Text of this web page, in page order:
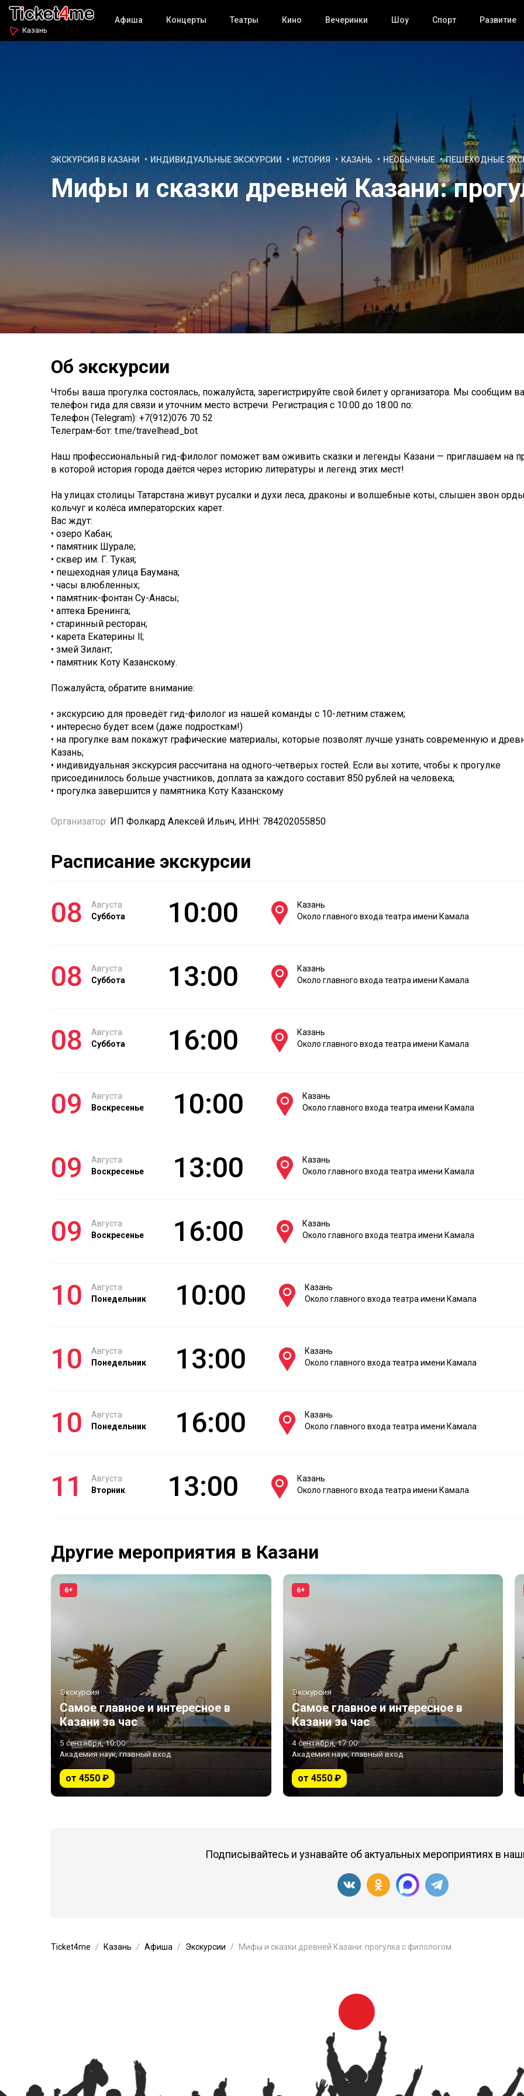
Казань
Афиша Концерты Театры Кино Вечеринки Шоу Спорт Развитие
ЭКСКУРСИЯ В КАЗАНИ ИНДИВИДУАЛЬНЫЕ ЭКСКУРСИИ ИСТОРИЯ КАЗАНЬ НЕОБЫЧНЫЕ ПЕШЕХОДНЫЕ
Мифы и сказки древней Казани:
Об экскурсии
Чтобы ваша прогулка состоялась, пожалуйста, зарегистрируйте свой билет у организатора. Мы сообщим
телефон гида для связи и уточним место встречи. Регистрация c 10:00 до 18:00 по:
Телефон (Telegram): +7(912)076 70 52
Телеграм-бот: t.me/travelhead_bot
Наш профессиональный гид-филолог поможет вам оживить сказки и легенды Казани — приглашаем на
в которой история города даётся через историю литературы и легенд этих мест!
На улицах столицы Татарстана живут русалки и духи леса, драконы и волшебные коты, слышен звон
кольчуг и колёса императорских карет.
Вас ждут:
• озеро Кабан;
• памятник Шурале;
• сквер им. Г. Тукая;
• пешеходная улица Баумана;
• часы влюбленных;
• памятник-фонтан Су-Анасы;
• аптека Бренинга;
• старинный ресторан;
• карета Екатерины ll;
• змей Зилант;
• памятник Коту Казанскому.
Пожалуйста, обратите внимание:
• экскурсию для проведёт гид-филолог из нашей команды с 10-летним стажем;
• интересно будет всем (даже подросткам!)
• на прогулке вам покажут графические материалы, которые позволят лучше узнать современную и
Казань;
• индивидуальная экскурсия рассчитана на одного-четверых гостей. Если вы хотите, чтобы к прогулке
присоединилось больше участников, доплата за каждого составит 850 рублей на человека;
• прогулка завершится у памятника Коту Казанскому
Организатор: ИП Фолкард Алексей Ильич, ИНН: 784202055850
Расписание экскурсии
08
Августа
Суббота
10:00
Казань
Около главного входа театра имени Камала
08
Августа
Суббота
13:00
Казань
Около главного входа театра имени Камала
08
Августа
Суббота
16:00
Казань
Около главного входа театра имени Камала
09
Августа
Воскресенье
10:00
Казань
Около главного входа театра имени Камала
09
Августа
Воскресенье
13:00
Казань
Около главного входа театра имени Камала
09
Августа
Воскресенье
16:00
Казань
Около главного входа театра имени Камала
10
Августа
Понедельник
10:00
Казань
Около главного входа театра имени Камала
10
Августа
Понедельник
13:00
Казань
Около главного входа театра имени Камала
10
Августа
Понедельник
16:00
Казань
Около главного входа театра имени Камала
11
Августа
Вторник
13:00
Казань
Около главного входа театра имени Камала
Другие мероприятия в Казани
6+
Экскурсия
Самое главное и интересное в
Казани за час
5 сентября, 10:00
Академия наук, главный вход
от 4550 ₽
6+
Экскурсия
Самое главное и интересное в
Казани за час
4 сентября, 17:00
Академия наук, главный вход
от 4550 ₽
Подписывайтесь и узнавайте об актуальных мероприятиях в
Ticket4me Казань Афиша Экскурсии Мифы и сказки древней Казани: прогулка с филологом